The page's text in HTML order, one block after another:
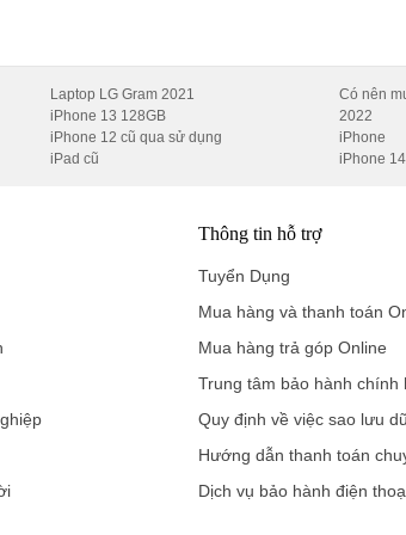
Tốt Nhất?
của chúng tôi tự hào là nơi cung cấp iQOO
Laptop LG Gram 2021
iPhone 13 128GB
iPhone 12 cũ qua sử dụng
iPad cũ
Có nên
2022
iPhone
iPhone
Thông tin hỗ trợ
Tuyển Dụng
Mua hàng và thanh toán
Mua hàng trả góp Online
Trung tâm bảo hành chính
Quy định về việc sao lưu
Hướng dẫn thanh toán
Dịch vụ bảo hành điện